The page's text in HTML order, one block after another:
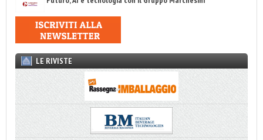
LE RIVISTE